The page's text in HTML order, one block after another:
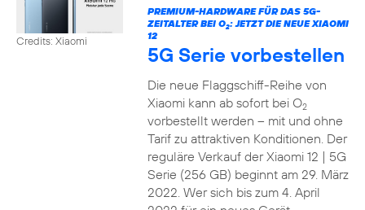
Credits: Xiaomi
PREMIUM-HARDWARE FÜR DAS 5G-
ZEITALTER BEI O2: JETZT DIE NEUE XIAOMI
12
5G Serie vorbestellen
Die neue Flaggschiff-Reihe von
Xiaomi kann ab sofort bei O2
vorbestellt werden – mit und ohne
Tarif zu attraktiven Konditionen. Der
reguläre Verkauf der Xiaomi 12 | 5G
Serie (256 GB) beginnt am 29. März
2022. Wer sich bis zum 4. April